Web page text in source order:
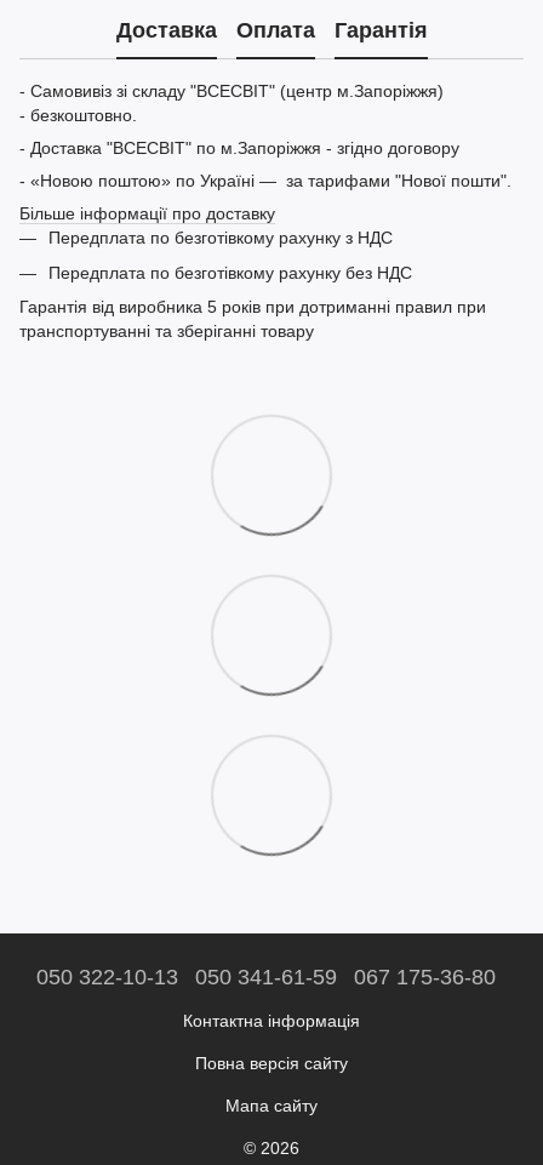
Доставка Оплата Гарантія
- Самовивіз зі складу "ВСЕСВІТ" (центр м.Запоріжжя)
- безкоштовно.
- Доставка "ВСЕСВІТ" по м.Запоріжжя - згідно договору
- «Новою поштою» по Україні — за тарифами "Нової пошти".
Більше інформації про доставку
Передплата по безготівкому рахунку з НДС
Передплата по безготівкому рахунку без НДС
Гарантія від виробника 5 років при дотриманні правил при
транспортуванні та зберіганні товару
050 322-10-13 050 341-61-59 067 175-36-80
Контактна інформація
Повна версія сайту
Мапа сайту
© 2026